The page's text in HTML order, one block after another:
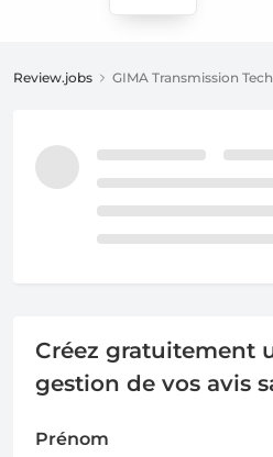
Review.jobs GIMA Transmission
Créez gratuitement
gestion de vos avis
Prénom